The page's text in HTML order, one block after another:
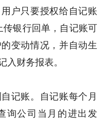
户只要授权给自记账
传银行回单，自记账可
变动情况，并自动生
入财务报表。
记账。自记账每个月
询公司当月的进出发